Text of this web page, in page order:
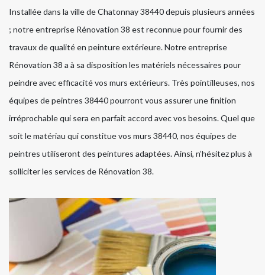
Installée dans la ville de Chatonnay 38440 depuis plusieurs années
; notre entreprise Rénovation 38 est reconnue pour fournir des
travaux de qualité en peinture extérieure. Notre entreprise
Rénovation 38 a à sa disposition les matériels nécessaires pour
peindre avec efficacité vos murs extérieurs. Très pointilleuses, nos
équipes de peintres 38440 pourront vous assurer une finition
irréprochable qui sera en parfait accord avec vos besoins. Quel que
soit le matériau qui constitue vos murs 38440, nos équipes de
peintres utiliseront des peintures adaptées. Ainsi, n’hésitez plus à
solliciter les services de Rénovation 38.